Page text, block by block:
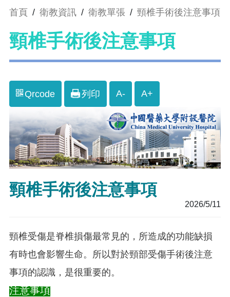
首頁 / 衛教資訊 / 衛教單張 / 頸椎手術後注意事項
頸椎手術後注意事項
Qrcode 列印 A- A+
頸椎手術後注意事項
2026/5/11
頸椎受傷是脊椎損傷最常見的，所造成的功能缺損
有時也會影響生命。所以對於頸部受傷手術後注意
事項的認識，是很重要的。
注意事項